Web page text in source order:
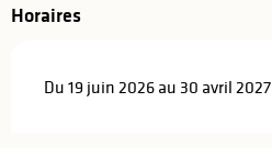
Horaires
Du 19 juin 2026 au 30 avril 2027